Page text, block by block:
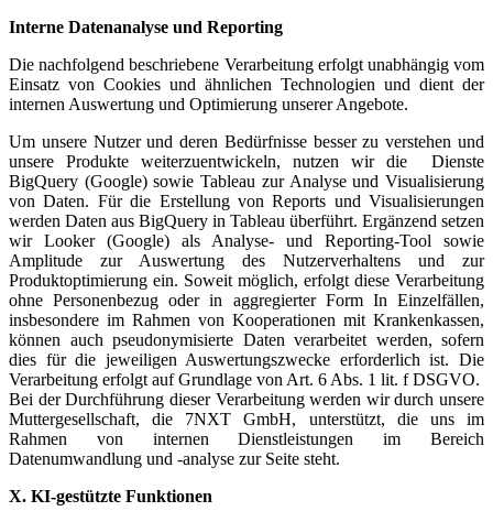
Interne Datenanalyse und Reporting
Die nachfolgend beschriebene Verarbeitung erfolgt unabhängig vom
Einsatz von Cookies und ähnlichen Technologien und dient der
internen Auswertung und Optimierung unserer Angebote.
Um unsere Nutzer und deren Bedürfnisse besser zu verstehen und
unsere Produkte weiterzuentwickeln, nutzen wir die Dienste
BigQuery (Google) sowie Tableau zur Analyse und Visualisierung
von Daten. Für die Erstellung von Reports und Visualisierungen
werden Daten aus BigQuery in Tableau überführt. Ergänzend setzen
wir Looker (Google) als Analyse- und Reporting-Tool sowie
Amplitude zur Auswertung des Nutzerverhaltens und zur
Produktoptimierung ein. Soweit möglich, erfolgt diese Verarbeitung
ohne Personenbezug oder in aggregierter Form In Einzelfällen,
insbesondere im Rahmen von Kooperationen mit Krankenkassen,
können auch pseudonymisierte Daten verarbeitet werden, sofern
dies für die jeweiligen Auswertungszwecke erforderlich ist. Die
Verarbeitung erfolgt auf Grundlage von Art. 6 Abs. 1 lit. f DSGVO.
Bei der Durchführung dieser Verarbeitung werden wir durch unsere
Muttergesellschaft, die 7NXT GmbH, unterstützt, die uns im
Rahmen von internen Dienstleistungen im Bereich
Datenumwandlung und -analyse zur Seite steht.
X. KI-gestützte Funktionen